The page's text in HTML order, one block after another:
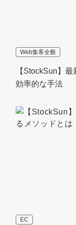
Web集客全般
【StockSun】
効率的な手法
EC